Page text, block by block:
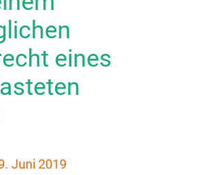
eines
Juni 2019